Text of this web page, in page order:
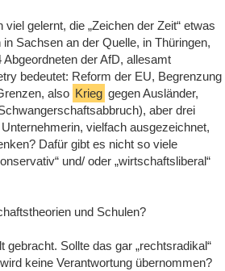
gelernt, die „Zeichen der Zeit“ etwas
Sachsen an der Quelle, in Thüringen,
der AfD, allesamt
bedeutet: Reform der EU, Begrenzung
also Krieg gegen Ausländer,
aber drei
vielfach ausgezeichnet,
Dafür gibt es nicht so viele
und/ oder „wirtschaftsliberal“
und Schulen?
Sollte das gar „rechtsradikal“
keine Verantwortung übernommen?